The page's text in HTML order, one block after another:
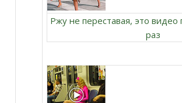
Ржу не переставая, это
раз